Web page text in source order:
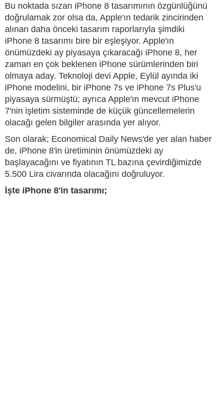
Bu noktada sızan iPhone 8 tasarımının özgünlüğünü
doğrulamak zor olsa da, Apple'ın tedarik zincirinden
alınan daha önceki tasarım raporlarıyla şimdiki
iPhone 8 tasarımı bire bir eşleşiyor. Apple'ın
önümüzdeki ay piyasaya çıkaracağı iPhone 8, her
zaman en çok beklenen iPhone sürümlerinden biri
olmaya aday. Teknoloji devi Apple, Eylül ayında iki
iPhone modelini, bir iPhone 7s ve iPhone 7s Plus'u
piyasaya sürmüştü; ayrıca Apple'ın mevcut iPhone
7'nin işletim sisteminde de küçük güncellemelerin
olacağı gelen bilgiler arasında yer alıyor.
Son olarak; Economical Daily News'de yer alan haber
de, iPhone 8'in üretiminin önümüzdeki ay
başlayacağını ve fiyatının TL bazına çevirdiğimizde
5.500 Lira civarında olacağını doğruluyor.
İşte iPhone 8'in tasarımı;